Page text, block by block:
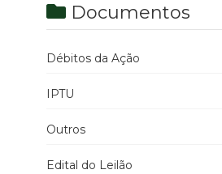
Documentos
Débitos da Ação
IPTU
Outros
Edital do Leilão